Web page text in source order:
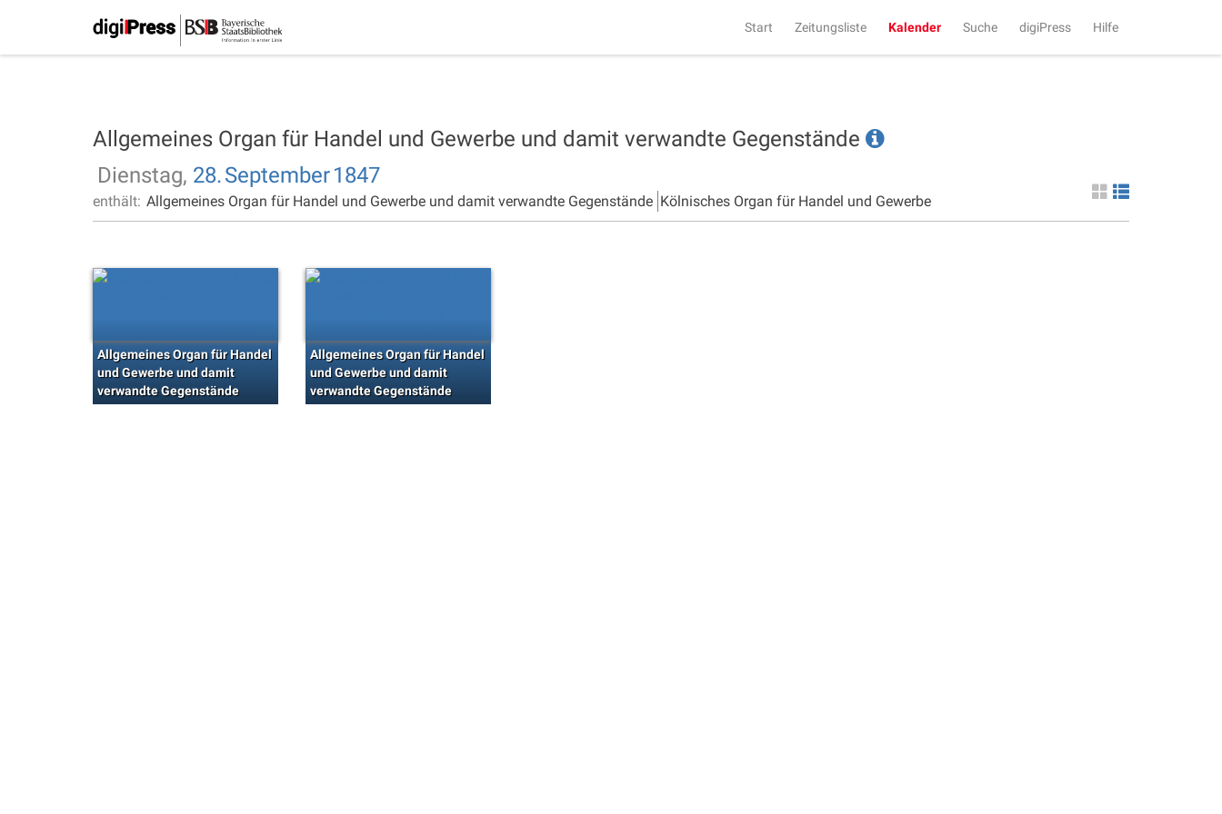
Start Zeitungsliste Kalender Suche digiPress Hilfe
Allgemeines Organ für Handel und Gewerbe und damit verwandte Gegenstände
Dienstag, 28.September1847
enthält: Allgemeines Organ für Handel und Gewerbe und damit verwandte Gegenstände Kölnisches Organ für Handel und Gewerbe
Allgemeines Organ für Handel
und Gewerbe und damit
verwandte Gegenstände
Allgemeines Organ für Handel
und Gewerbe und damit
verwandte Gegenstände